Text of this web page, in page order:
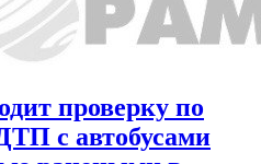
проверку по
с автобусами